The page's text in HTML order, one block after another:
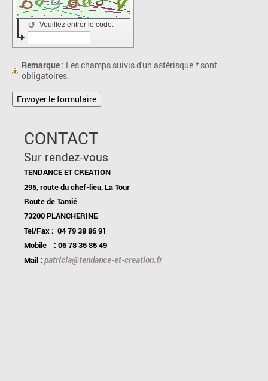
Veuillez entrer le code.
↺
Remarque : Les champs suivis d'un astérisque *sont
obligatoires.
CONTACT
Sur rendez-vous
TENDANCE ET CREATION
295, route du chef-lieu, La Tour
Route de Tamié
73200 PLANCHERINE
Tel/Fax : 04 79 38 86 91
Mobile : 06 78 35 85 49
Mail : patricia@tendance-et-creation.fr